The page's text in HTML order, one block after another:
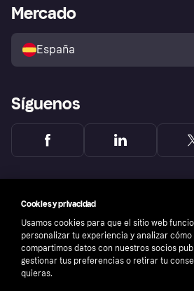
Directorio de tiendas
Política de protección al
comprador de Klarna
Reclamaciones
Acceso empresas
Mercado
España
Síguenos
Cookies y privacidad
Usamos cookies para que el sitio web
personalizar tu experiencia y analizar cómo
compartimos datos con nuestros socios
gestionar tus preferencias o retirar tu
quieras.